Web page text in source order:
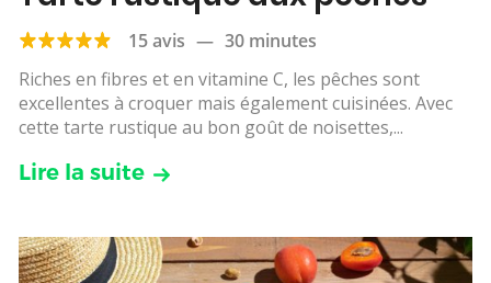
15 avis — 30 minutes
Riches en fibres et en vitamine C, les pêches sont
excellentes à croquer mais également cuisinées. Avec
cette tarte rustique au bon goût de noisettes,...
Lire la suite